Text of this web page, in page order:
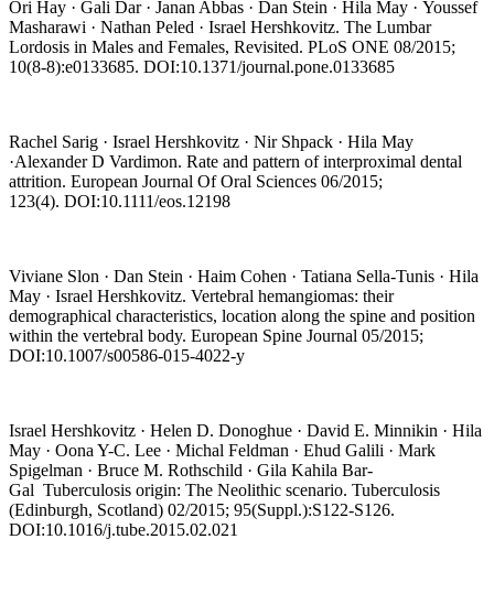
Ori Hay · Gali Dar · Janan Abbas · Dan Stein · Hila May · Youssef
Masharawi · Nathan Peled · Israel Hershkovitz. The Lumbar
Lordosis in Males and Females, Revisited. PLoS ONE 08/2015;
10(8-8):e0133685. DOI:10.1371/journal.pone.0133685
Rachel Sarig · Israel Hershkovitz · Nir Shpack · Hila May
·Alexander D Vardimon. Rate and pattern of interproximal dental
attrition. European Journal Of Oral Sciences 06/2015;
123(4). DOI:10.1111/eos.12198
Viviane Slon · Dan Stein · Haim Cohen · Tatiana Sella-Tunis · Hila
May · Israel Hershkovitz. Vertebral hemangiomas: their
demographical characteristics, location along the spine and position
within the vertebral body. European Spine Journal 05/2015;
DOI:10.1007/s00586-015-4022-y
Israel Hershkovitz · Helen D. Donoghue · David E. Minnikin · Hila
May · Oona Y-C. Lee · Michal Feldman · Ehud Galili · Mark
Spigelman · Bruce M. Rothschild · Gila Kahila Bar-
Gal Tuberculosis origin: The Neolithic scenario. Tuberculosis
(Edinburgh, Scotland) 02/2015; 95(Suppl.):S122-S126.
DOI:10.1016/j.tube.2015.02.021